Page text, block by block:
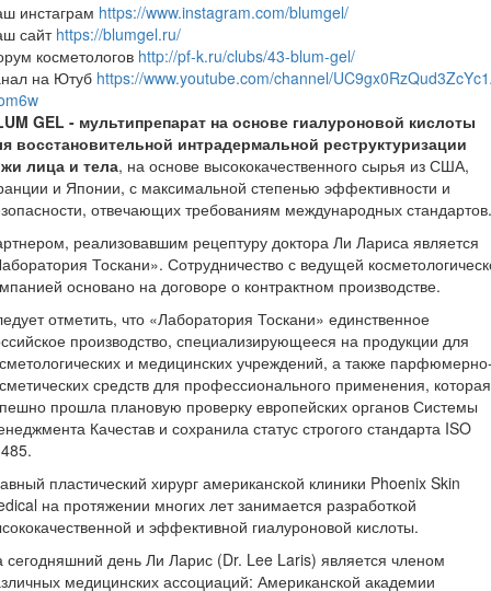
инстаграм https://www.instagram.com/blumgel/
сайт https://blumgel.ru/
косметологов http://pf-k.ru/clubs/43-blum-gel/
на Ютуб https://www.youtube.com/channel/
GEL - мультипрепарат на основе гиалуроновой кислоты
восстановительной интрадермальной реструктуризации
лица и тела, на основе высококачественного сырья из США,
и Японии, с максимальной степенью эффективности и
отвечающих требованиям международных стандартов.
реализовавшим рецептуру доктора Ли Лариса является
Тоскани». Сотрудничество с ведущей
основано на договоре о контрактном производстве.
отметить, что «Лаборатория Тоскани» единственное
производство, специализирующееся на продукции для
и медицинских учреждений, а также
средств для профессионального применения, которая
прошла плановую проверку европейских органов Системы
Качестав и сохранила статус строгого стандарта ISO
пластический хирург американской клиники Phoenix Skin
на протяжении многих лет занимается разработкой
и эффективной гиалуроновой кислоты.
сегодняшний день Ли Ларис (Dr. Lee Laris) является членом
медицинских ассоциаций: Американской академии